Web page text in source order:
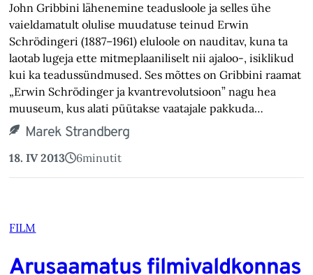
John Gribbini lähenemine teadusloole ja selles ühe
vaieldamatult olulise muudatuse teinud Erwin
Schrödingeri (1887–1961) eluloole on nauditav, kuna ta
laotab lugeja ette mitmeplaaniliselt nii ajaloo-, isiklikud
kui ka teadussündmused. Ses mõttes on Gribbini raamat
„Erwin Schrödinger ja kvantrevolutsioon” nagu hea
muuseum, kus alati püütakse vaatajale pakkuda…
Marek Strandberg
18. IV 2013 6minutit
FILM
Arusaamatus filmivaldkonnas